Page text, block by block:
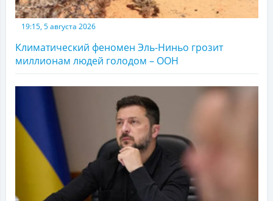
19:15, 5 августа 2026
Климатический феномен Эль-Ниньо грозит
миллионам людей голодом – ООН